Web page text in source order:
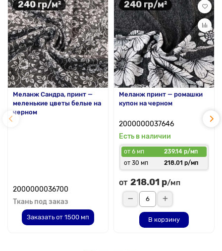
240 гр/м²
Меланж Сандра, принт —
меленькие цветы белые на
черном
2000000036700
Ткань под заказ
Заказать от 1500 мп
240 гр/м²
Меланж принт — ромашки
купон на черном
2000000037646
Есть в наличии
от 6 мп
239.14 р/мп
от 30 мп
218.01 р/мп
от 218.01 р/мп
В корзину